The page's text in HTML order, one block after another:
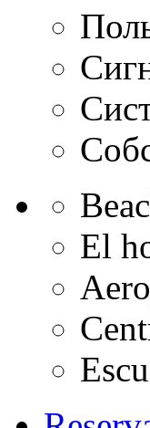
El